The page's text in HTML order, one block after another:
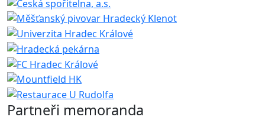
Partneři memoranda